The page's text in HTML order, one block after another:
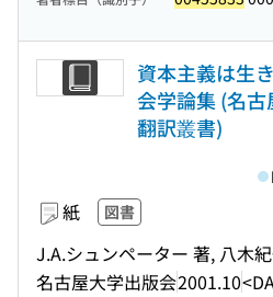
資本主義は生
会学論集 (名
翻訳叢書)
紙 図書
J.A.シュンペーター 著, 八木
名古屋大学出版会2001.10